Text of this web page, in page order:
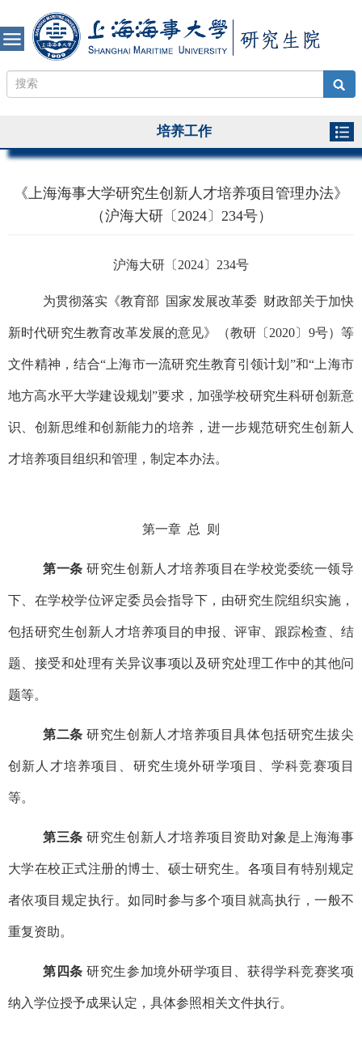
培养工作
《上海海事大学研究生创新人才培养项目管理办法》
（沪海大研〔2024〕234号）
沪海大研〔2024〕234号
为贯彻落实《教育部 国家发展改革委 财政部关于加快
新时代研究生教育改革发展的意见》（教研〔2020〕9号）等
文件精神，结合“上海市一流研究生教育引领计划”和“上海市
地方高水平大学建设规划”要求，加强学校研究生科研创新意
识、创新思维和创新能力的培养，进一步规范研究生创新人
才培养项目组织和管理，制定本办法。
第一章 总 则
第一条 研究生创新人才培养项目在学校党委统一领导
下、在学校学位评定委员会指导下，由研究生院组织实施，
包括研究生创新人才培养项目的申报、评审、跟踪检查、结
题、接受和处理有关异议事项以及研究处理工作中的其他问
题等。
第二条 研究生创新人才培养项目具体包括研究生拔尖
创新人才培养项目、研究生境外研学项目、学科竞赛项目
等。
第三条研究生创新人才培养项目资助对象是上海海事
大学在校正式注册的博士、硕士研究生。各项目有特别规定
者依项目规定执行。如同时参与多个项目就高执行，一般不
重复资助。
第四条研究生参加境外研学项目、获得学科竞赛奖项
纳入学位授予成果认定，具体参照相关文件执行。